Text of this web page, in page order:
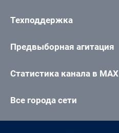
Техподдержка
Предвыборная агитация
Статистика канала в MAX
Все города сети